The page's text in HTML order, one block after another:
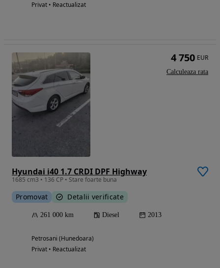
Privat • Reactualizat
Hyundai i40 1.7 CRDI DPF Highway
1685 cm3 • 136 CP • Stare foarte buna
Promovat Detalii verificate
261 000 km Diesel 2013
Petrosani (Hunedoara)
Privat • Reactualizat
4 750 EUR
Calculeaza rata